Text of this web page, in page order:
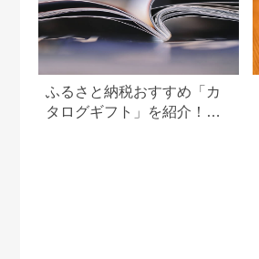
ふるさと納税おすすめ「カ
タログギフト」を紹介！本